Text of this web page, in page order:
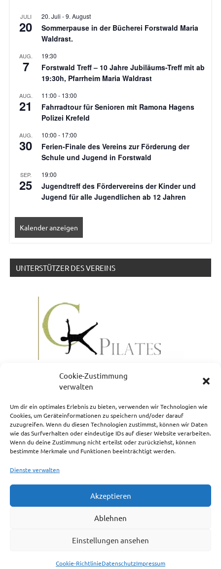
Cookie-Zustimmung
verwalten
Um dir ein optimales Erlebnis zu bieten, verwenden wir Technologien wie
Cookies, um Geräteinformationen zu speichern und/oder darauf
zuzugreifen. Wenn du diesen Technologien zustimmst, können wir Daten
wie das Surfverhalten oder eindeutige IDs auf dieser Website verarbeiten.
Wenn du deine Zustimmung nicht erteilst oder zurückziehst, können
bestimmte Merkmale und Funktionen beeinträchtigt werden.
Dienste verwalten
Akzeptieren
Ablehnen
Einstellungen ansehen
Cookie-RichtlinieDatenschutzImpressum
JULI
20
20. Juli -9. August
Sommerpause in der Bücherei Forstwald Maria
Waldrast.
AUG.
7
19:30
Forstwald Treff – 10 Jahre Jubiläums-Treff mit ab
19:30h, Pfarrheim Maria Waldrast
AUG.
21
11:00 - 13:00
Fahrradtour für Senioren mit Ramona Hagens
Polizei Krefeld
AUG.
30
10:00 - 17:00
Ferien-Finale des Vereins zur Förderung der
Schule und Jugend in Forstwald
SEP.
25
19:00
Jugendtreff des Fördervereins der Kinder und
Jugend für alle Jugendlichen ab 12 Jahren
Kalender anzeigen
UNTERSTÜTZER DES VEREINS
NEWSLETTERANMELDUNG
Impressum